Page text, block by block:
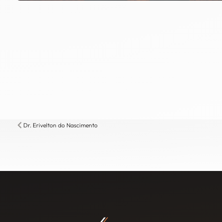
Dr. Erivelton do Nascimento